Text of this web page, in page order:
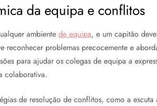
da equipa e conflitos
ambientede equipa, e um capitão
reconhecer problemas precocemente e
para ajudar os colegas de equipa a
colaborativa.
de resolução de conflitos, como a